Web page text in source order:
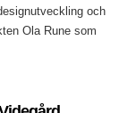
och
Ola Rune som